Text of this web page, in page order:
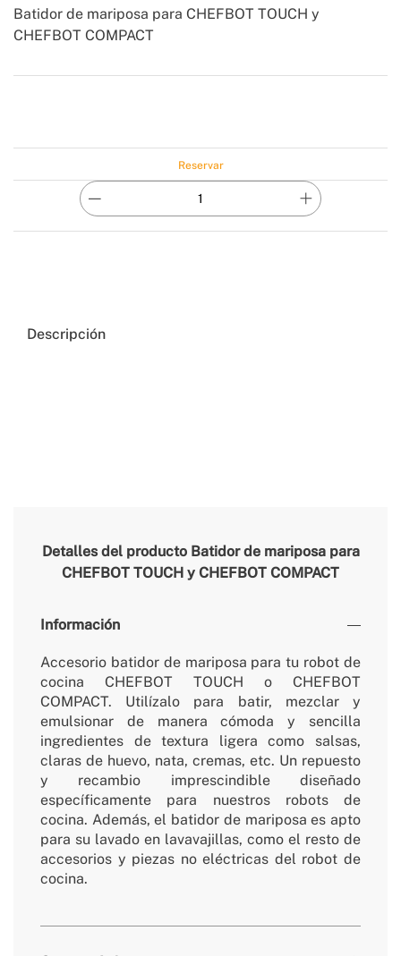
Batidor de mariposa para CHEFBOT TOUCH y
CHEFBOT COMPACT
Create
Reservar
Descripción
Detalles del producto Batidor de mariposa para
CHEFBOT TOUCH y CHEFBOT COMPACT
Información
Accesorio batidor de mariposa para tu robot de
cocina CHEFBOT TOUCH o CHEFBOT
COMPACT. Utilízalo para batir, mezclar y
emulsionar de manera cómoda y sencilla
ingredientes de textura ligera como salsas,
claras de huevo, nata, cremas, etc. Un repuesto
y recambio imprescindible diseñado
específicamente para nuestros robots de
cocina. Además, el batidor de mariposa es apto
para su lavado en lavavajillas, como el resto de
accesorios y piezas no eléctricas del robot de
cocina.